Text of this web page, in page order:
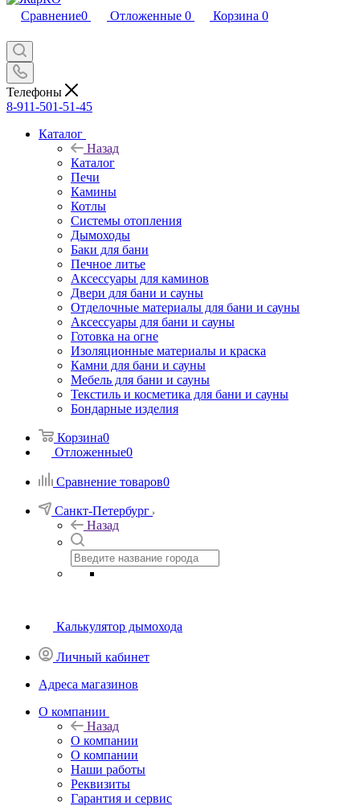
Сравнение0 Отложенные 0 Корзина 0
Телефоны
8-911-501-51-45
Каталог
Назад
Каталог
Печи
Камины
Котлы
Системы отопления
Дымоходы
Баки для бани
Печное литье
Аксессуары для каминов
Двери для бани и сауны
Отделочные материалы для бани и сауны
Аксессуары для бани и сауны
Готовка на огне
Изоляционные материалы и краска
Камни для бани и сауны
Мебель для бани и сауны
Текстиль и косметика для бани и сауны
Бондарные изделия
Корзина0
Отложенные0
Сравнение товаров0
Санкт-Петербург
Назад
Калькулятор дымохода
Личный кабинет
Адреса магазинов
O компании
Назад
O компании
О компании
Наши работы
Реквизиты
Гарантия и сервис